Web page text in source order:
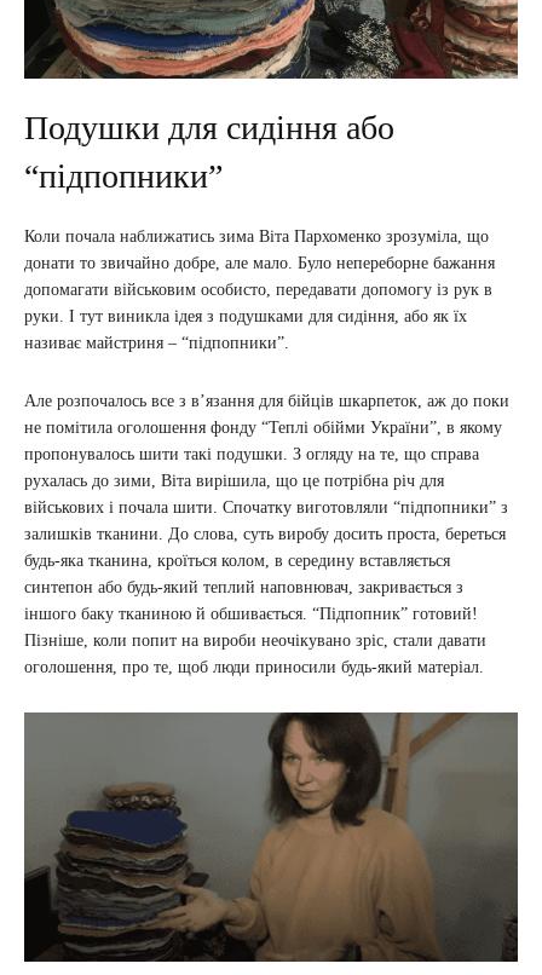
Подушки для сидіння або
“підпопники”
Коли почала наближатись зима Віта Пархоменко зрозуміла, що
донати то звичайно добре, але мало. Було непереборне бажання
допомагати військовим особисто, передавати допомогу із рук в
руки. І тут виникла ідея з подушками для сидіння, або як їх
називає майстриня – “підпопники”.
Але розпочалось все з в’язання для бійців шкарпеток, аж до поки
не помітила оголошення фонду “Теплі обійми України”, в якому
пропонувалось шити такі подушки. З огляду на те, що справа
рухалась до зими, Віта вирішила, що це потрібна річ для
військових і почала шити. Спочатку виготовляли “підпопники” з
залишків тканини. До слова, суть виробу досить проста, береться
будь-яка тканина, кроїться колом, в середину вставляється
синтепон або будь-який теплий наповнювач, закривається з
іншого баку тканиною й обшивається. “Підпопник” готовий!
Пізніше, коли попит на вироби неочікувано зріс, стали давати
оголошення, про те, щоб люди приносили будь-який матеріал.